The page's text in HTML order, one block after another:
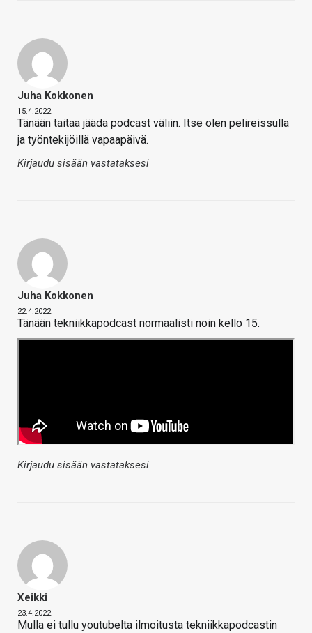
Juha Kokkonen
15.4.2022
Tänään taitaa jäädä podcast väliin. Itse olen pelireissulla
ja työntekijöillä vapaapäivä.
Kirjaudu sisään vastataksesi
Juha Kokkonen
22.4.2022
Tänään tekniikkapodcast normaalisti noin kello 15.
Kirjaudu sisään vastataksesi
Xeikki
23.4.2022
Mulla ei tullu youtubelta ilmoitusta tekniikkapodcastin